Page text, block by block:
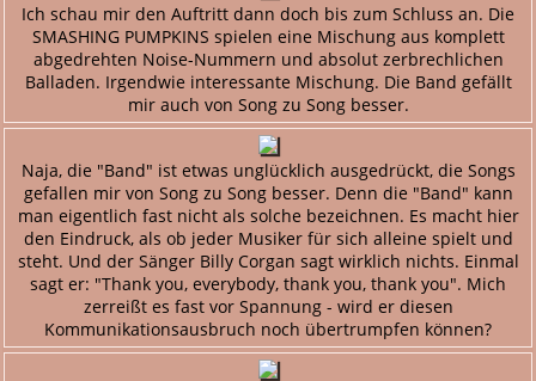
Ich schau mir den Auftritt dann doch bis zum Schluss an. Die
SMASHING PUMPKINS spielen eine Mischung aus komplett
abgedrehten Noise-Nummern und absolut zerbrechlichen
Balladen. Irgendwie interessante Mischung. Die Band gefällt
mir auch von Song zu Song besser.
Naja, die "Band" ist etwas unglücklich ausgedrückt, die Songs
gefallen mir von Song zu Song besser. Denn die "Band" kann
man eigentlich fast nicht als solche bezeichnen. Es macht hier
den Eindruck, als ob jeder Musiker für sich alleine spielt und
steht. Und der Sänger Billy Corgan sagt wirklich nichts. Einmal
sagt er: "Thank you, everybody, thank you, thank you". Mich
zerreißt es fast vor Spannung - wird er diesen
Kommunikationsausbruch noch übertrumpfen können?